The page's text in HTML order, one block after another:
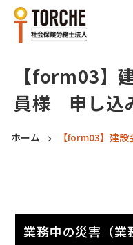
【form03】
員様 申し込
ホーム 【form03】建
業務中の災害（業